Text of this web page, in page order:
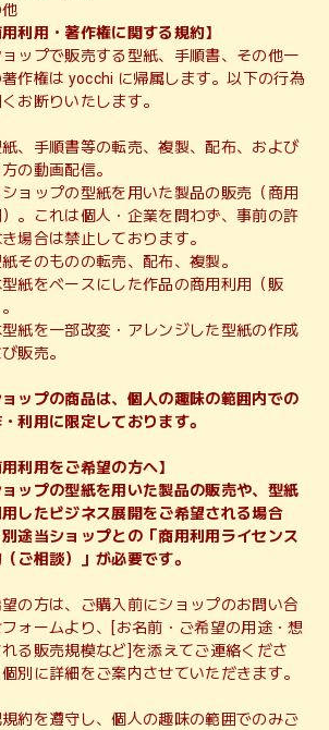
用利用・著作権に関する規約】
ップで販売する型紙、手順書、その他一
作権は yocchi に帰属します。以下の行為
お断りいたします。
紙、手順書等の転売、複製、配布、および
の動画配信。
ショップの型紙を用いた製品の販売（商用
。これは個人・企業を問わず、事前の許
場合は禁止しております。
紙そのものの転売、配布、複製。
型紙をベースにした作品の商用利用（販
型紙を一部改変・アレンジした型紙の作成
販売。
ップの商品は、個人の趣味の範囲内での
利用に限定しております。
用利用をご希望の方へ】
ップの型紙を用いた製品の販売や、型紙
したビジネス展開をご希望される場合
別途当ショップとの「商用利用ライセンス
ご相談）」が必要です。
望の方は、ご購入前にショップのお問い合
ォームより、[お名前・ご希望の用途・想
れる販売規模など]を添えてご連絡くださ
別に詳細をご案内させていただきます。
規約を遵守し、個人の趣味の範囲でのみご